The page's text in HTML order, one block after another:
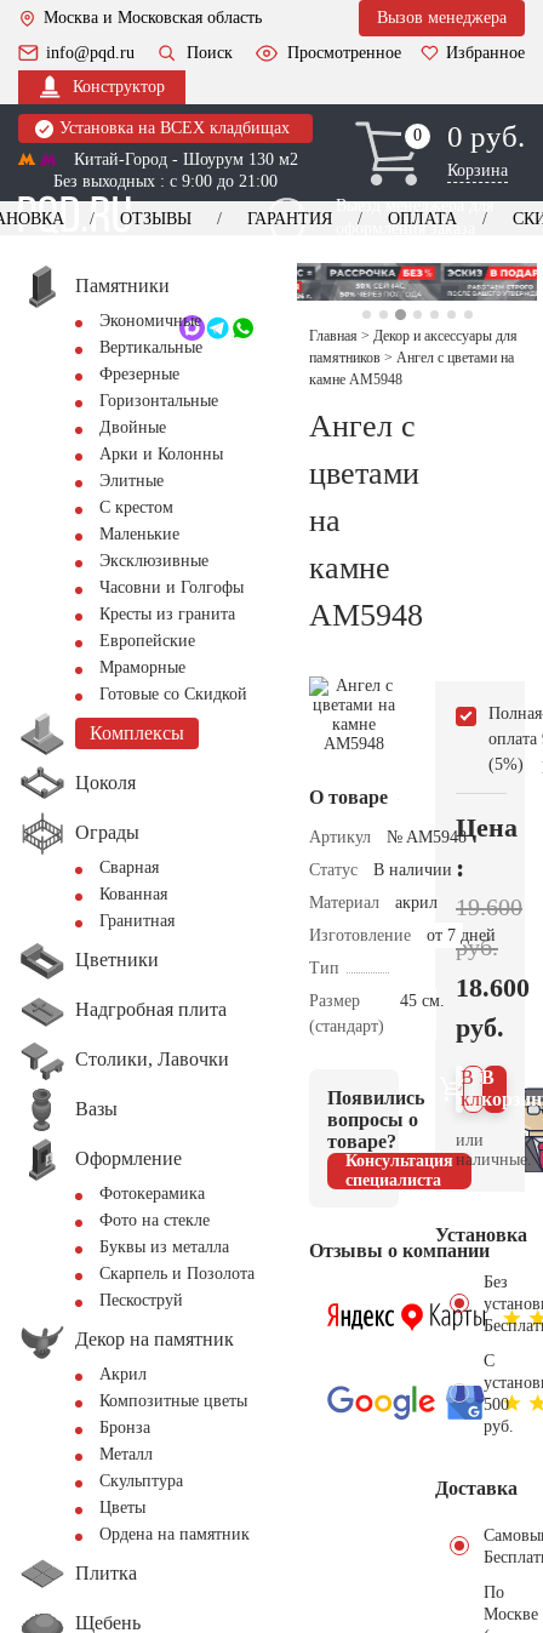
Москва и Московская область
Вызов менеджера
info@pqd.ru
Поиск Просмотренное
Избранное
Конструктор
Установка на ВСЕХ кладбищах
Китай-Город - Шоурум 130 м2
Без выходных : с 9:00 до 21:00
0
0 0 руб.
Корзина
Выезд менеджера для
оформления заказа
+7 (495) 518-44-23
Обратный звонок
ОТЗЫВЫ ГАРАНТИЯ ОПЛАТА
Памятники
Экономичные
Вертикальные
Фрезерные
Горизонтальные
Двойные
Арки и Колонны
Элитные
С крестом
Маленькие
Эксклюзивные
Часовни и Голгофы
Кресты из гранита
Европейские
Мраморные
Готовые со Скидкой
Комплексы
Цоколя
Ограды
Сварная
Кованная
Гранитная
Цветники
Надгробная плита
Столики, Лавочки
Вазы
Оформление
Фотокерамика
Фото на стекле
Буквы из металла
Скарпель и Позолота
Пескоструй
Декор на памятник
Акрил
Композитные цветы
Бронза
Металл
Скульптура
Цветы
Ордена на памятник
Плитка
Щебень
Главная > Декор и аксессуары для
памятников > Ангел с цветами на
камне AM5948
Ангел с
цветами
на
камне
AM5948
О товаре
Артикул
№ AM5948
Статус
В наличии
Материал
акрил
Изготовление
от 7 дней
Тип
Размер
(стандарт)
45 см.
Появились
вопросы о
товаре?
Консультация
специалиста
Отзывы о компании
Полная
оплата
(5%)
Цена
:
19.600
руб.
18.600
руб.
В
В 1
клик
или
наличные.
Установка
Без
С
500
руб.
Доставка
По
Москве